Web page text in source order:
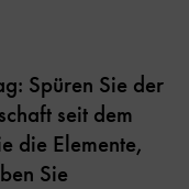
Spüren Sie der
seit dem
die Elemente,
Sie